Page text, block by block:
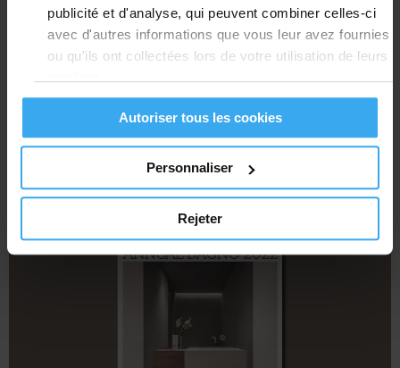
publicité et d'analyse, qui peuvent combiner celles-ci
avec d'autres informations que vous leur avez fournies
ou qu'ils ont collectées lors de votre utilisation de leurs
Autoriser tous les cookies
Personnaliser
Rejeter
LIVING - DÉCEMBRE 2022
Cordivari Design | Kelly 38